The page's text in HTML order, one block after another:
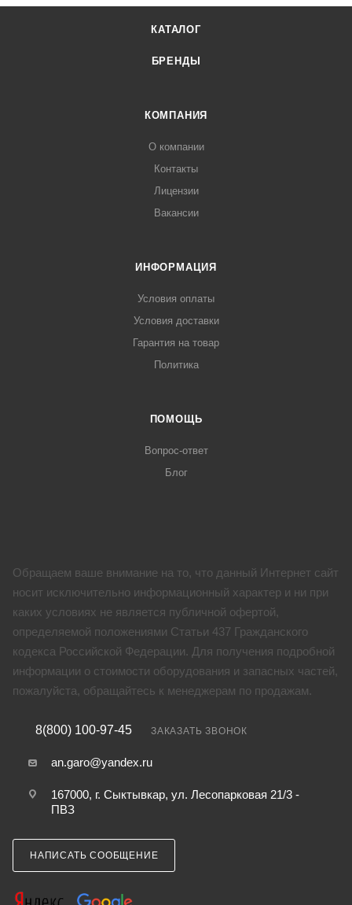
КАТАЛОГ
БРЕНДЫ
КОМПАНИЯ
О компании
Контакты
Лицензии
Вакансии
ИНФОРМАЦИЯ
Условия оплаты
Условия доставки
Гарантия на товар
Политика
ПОМОЩЬ
Вопрос-ответ
Блог
Обращаем ваше внимание на то, что данный Интернет сайт
носит исключительно информационный характер и ни при
каких условиях не является публичной офертой,
определяемой положениями Статьи 437 Гражданского
кодекса Российской Федерации. Для получения подробной
информации о стоимости оборудования и запасных частей,
пожалуйста, обращайтесь к менеджерам по продажам.
8(800) 100-97-45 ЗАКАЗАТЬ ЗВОНОК
an.garo@yandex.ru
167000, г. Сыктывкар, ул. Лесопарковая 21/3 -
ПВЗ
НАПИСАТЬ СООБЩЕНИЕ